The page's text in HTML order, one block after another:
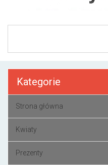
Kategorie
Strona główna
Kwiaty
Prezenty